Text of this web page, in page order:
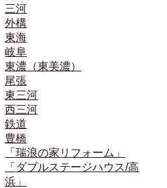
三河
外構
東海
岐阜
東濃（東美濃）
尾張
東三河
西三河
鉄道
豊橋
「瑞浪の家リフォーム」
「ダブルステージハウス/高
浜」